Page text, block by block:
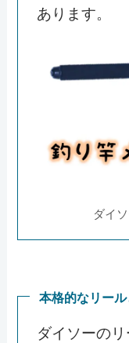
あります。
ダイ
本格的なリー
ダイソーの